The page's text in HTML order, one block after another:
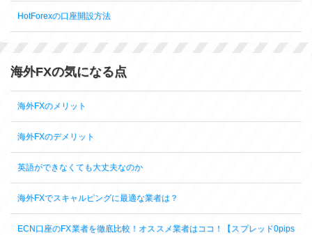
HotForexの口座開設方法
海外FXの気になる点
海外FXのメリット
海外FXのデメリット
英語ができなくても大丈夫なのか
海外FXでスキャルピングに最適な業者は？
ECN口座のFX業者を徹底比較！オススメ業者はココ！【スプレッド0pips